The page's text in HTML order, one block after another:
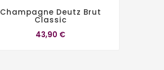
Champagne Deutz Brut
Classic
43,90 €